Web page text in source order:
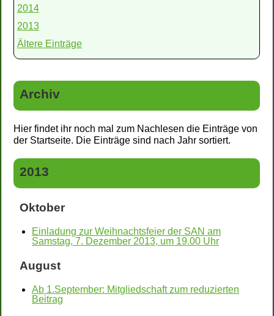
2014
2013
Ältere Einträge
Archiv
Hier findet ihr noch mal zum Nachlesen die Einträge von
der Startseite. Die Einträge sind nach Jahr sortiert.
2013
Oktober
Einladung zur Weihnachtsfeier der SAN am
Samstag, 7. Dezember 2013, um 19.00 Uhr
August
Ab 1.September: Mitgliedschaft zum reduzierten
Beitrag